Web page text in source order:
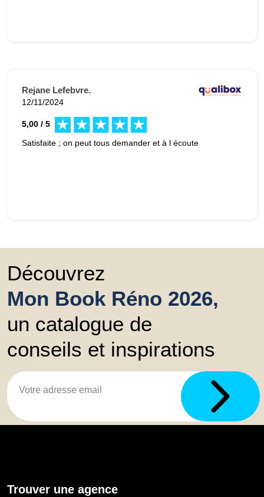
Rejane Lefebvre.
12/11/2024
5,00 / 5
Satisfaite ; on peut tous demander et à l écoute
Découvrez
Mon Book Réno 2026,
un catalogue de
conseils et inspirations
Trouver une agence